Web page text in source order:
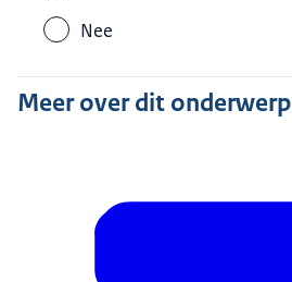
Nee
Meer over dit onderwerp